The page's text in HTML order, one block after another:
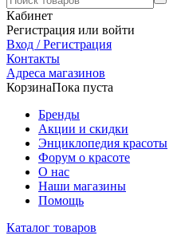
Кабинет
Регистрация или войти
Вход / Регистрация
Контакты
Адреса магазинов
КорзинаПока пуста
Бренды
Акции и скидки
Энциклопедия красоты
Форум о красоте
О нас
Наши магазины
Помощь
Каталог товаров